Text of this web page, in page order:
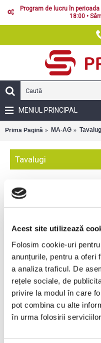
Acest site utilizează
Folosim cookie-uri
anunțurile, pentru a oferi
a analiza traficul. De
rețele sociale, de
privire la modul în care
pot combina cu alte
în urma folosirii
Program de lucru în
18:00 •
MENIUL PRINCIPAL
Prima Pagină MA-AG
Tavalugi